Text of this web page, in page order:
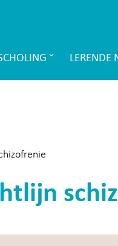
LERENDE